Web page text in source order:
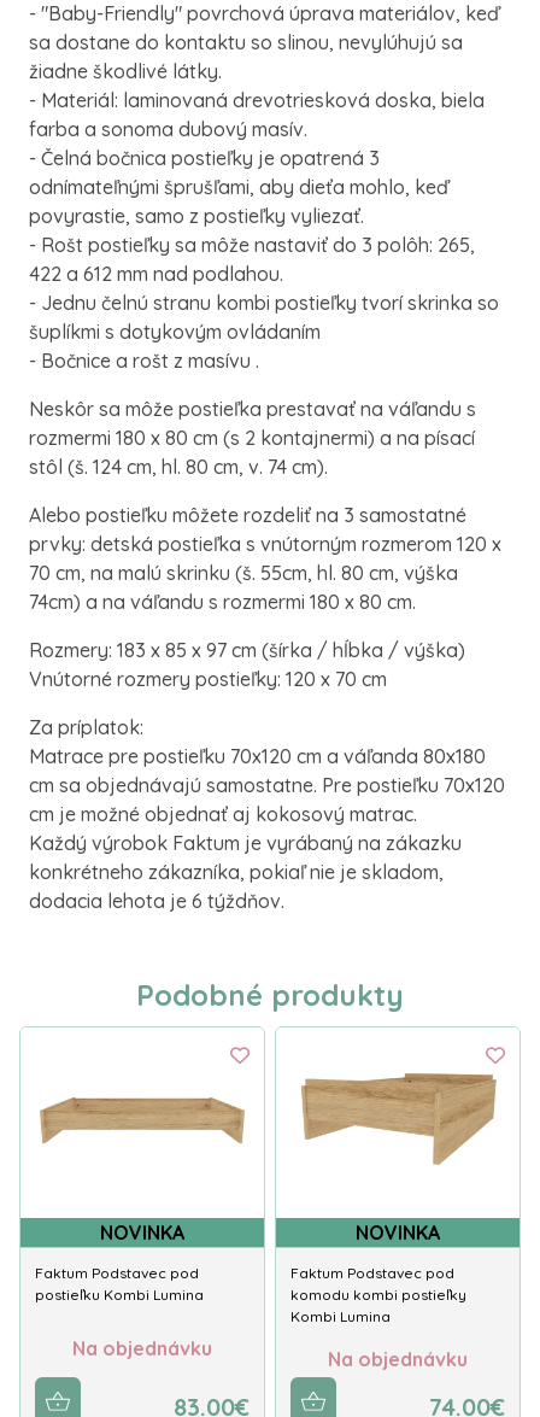
- "Baby-Friendly" povrchová úprava materiálov, keď
sa dostane do kontaktu so slinou, nevylúhujú sa
žiadne škodlivé látky.
- Materiál: laminovaná drevotriesková doska, biela
farba a sonoma dubový masív.
- Čelná bočnica postieľky je opatrená 3
odnímateľnými šprušľami, aby dieťa mohlo, keď
povyrastie, samo z postieľky vyliezať.
- Rošt postieľky sa môže nastaviť do 3 polôh: 265,
422 a 612 mm nad podlahou.
- Jednu čelnú stranu kombi postieľky tvorí skrinka so
šuplíkmi s dotykovým ovládaním
- Bočnice a rošt z masívu .
Neskôr sa môže postieľka prestavať na váľandu s
rozmermi 180 x 80 cm (s 2 kontajnermi) a na písací
stôl (š. 124 cm, hl. 80 cm, v. 74 cm).
Alebo postieľku môžete rozdeliť na 3 samostatné
prvky: detská postieľka s vnútorným rozmerom 120 x
70 cm, na malú skrinku (š. 55cm, hl. 80 cm, výška
74cm) a na váľandu s rozmermi 180 x 80 cm.
Rozmery: 183 x 85 x 97 cm (šírka / hĺbka / výška)
Vnútorné rozmery postieľky: 120 x 70 cm
Za príplatok:
Matrace pre postieľku 70x120 cm a váľanda 80x180
cm sa objednávajú samostatne. Pre postieľku 70x120
cm je možné objednať aj kokosový matrac.
Každý výrobok Faktum je vyrábaný na zákazku
konkrétneho zákazníka, pokiaľ nie je skladom,
dodacia lehota je 6 týždňov.
Podobné produkty
NOVINKA
Faktum Podstavec pod
postieľku Kombi Lumina
Na objednávku
83.00€
NOVINKA
Faktum Podstavec pod
komodu kombi postieľky
Kombi Lumina
Na objednávku
74.00€